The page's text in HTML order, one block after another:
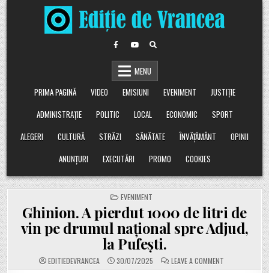
Skip
to
content
MENU
PRIMA PAGINĂ
VIDEO EMISIUNI EVENIMENT
JUSTIȚIE
ADMINISTRAȚIE
POLITIC LOCAL ECONOMIC
SPORT
ALEGERI
CULTURĂ STRĂZI SĂNĂTATE ÎNVĂȚĂMÂNT
OPINII
ANUNȚURI
EXECUTĂRI PROMO COOKIES
POSTED
IN
EVENIMENT
Ghinion. A pierdut 1000 de litri de
vin pe drumul național spre Adjud,
la Pufești.
EDITIEDEVRANCEA 30/07/2025 LEAVE A COMMENT
GHINION.